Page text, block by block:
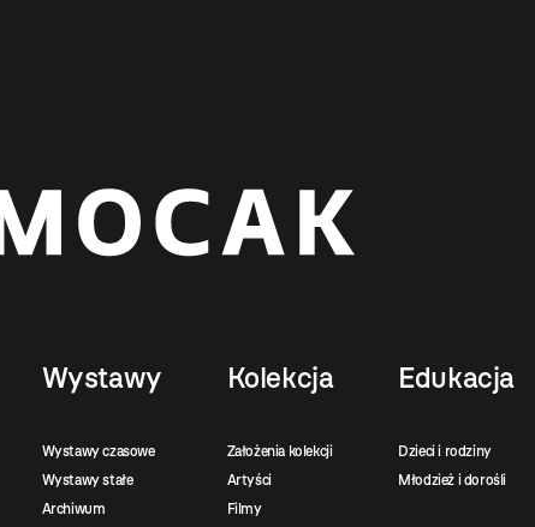
Wystawy
Wystawy czasowe
Wystawy stałe
Archiwum
Kolekcja
Założenia kolekcji
Artyści
Filmy
Edukacja
Dzieci i rodziny
Młodzież i dorośli